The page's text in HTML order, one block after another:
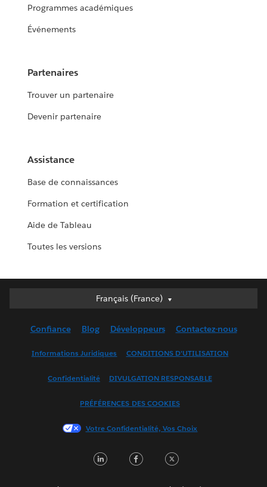
Programmes académiques
Événements
Partenaires
Trouver un partenaire
Devenir partenaire
Assistance
Base de connaissances
Formation et certification
Aide de Tableau
Toutes les versions
Français (France)
Français (France)
English (UK)
Français (Canada)
한국어
Português
Confiance Blog Développeurs Contactez-nous
Informations Juridiques CONDITIONS D'UTILISATION
Confidentialité DIVULGATION RESPONSABLE
PRÉFÉRENCES DES COOKIES
Votre Confidentialité, Vos Choix
LinkedInFacebook